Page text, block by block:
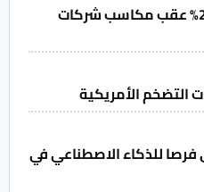
ارتفاع مؤشر نيكي الياباني 2% عقب مكاسب شركات
التضخم الأمريكية
فرصا للذكاء الاصطناعي في